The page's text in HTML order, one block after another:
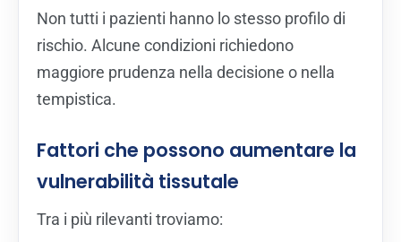
Non tutti i pazienti hanno lo stesso profilo di
rischio. Alcune condizioni richiedono
maggiore prudenza nella decisione o nella
tempistica.
Fattori che possono aumentare la
vulnerabilità tissutale
Tra i più rilevanti troviamo: